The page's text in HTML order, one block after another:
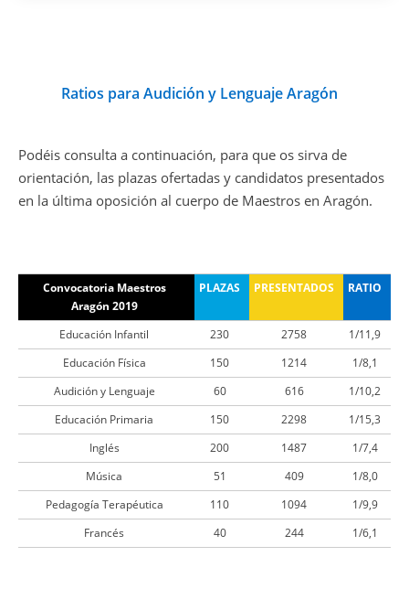
Ratios para Audición y Lenguaje Aragón
Podéis consulta a continuación, para que os sirva de
orientación, las plazas ofertadas y candidatos presentados
en la última oposición al cuerpo de Maestros en Aragón.
Convocatoria Maestros
Aragón 2019
PLAZAS PRESENTADOS RATIO
Educación Infantil 230 2758
1/11,9
Educación Física
150 1214
1/8,1
Audición y Lenguaje
60 616
1/10,2
Educación Primaria
150 2298
1/15,3
Inglés
200 1487
1/7,4
Música
51 409
1/8,0
Pedagogía Terapéutica
110 1094
1/9,9
Francés
40 244 1/6,1